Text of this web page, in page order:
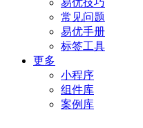
易优技巧
常见问题
易优手册
标签工具
更多
小程序
组件库
案例库